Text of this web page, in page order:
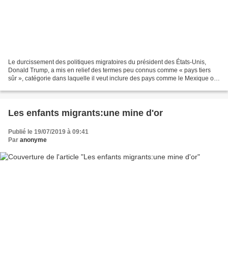
Le durcissement des politiques migratoires du président des États-Unis,
Donald Trump, a mis en relief des termes peu connus comme « pays tiers
sûr », catégorie dans laquelle il veut inclure des pays comme le Mexique ou
Les enfants migrants:une mine d'or
Publié le 19/07/2019 à 09:41
Par anonyme